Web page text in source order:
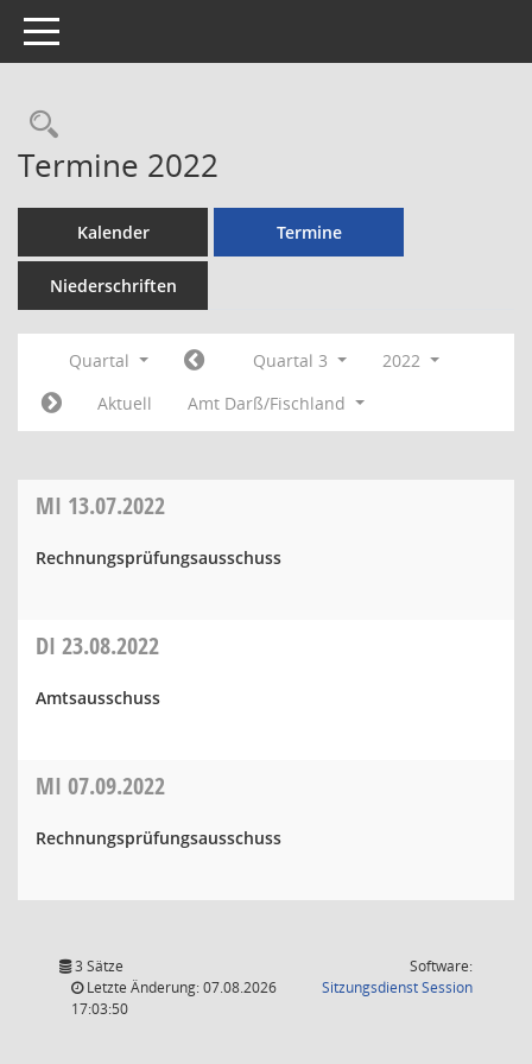
Toggle navigation
Rechercheauswahl
Termine 2022
Kalender Termine
Niederschriften
Quartal Quartal 3
2022
Aktuell
Amt Darß/Fischland
MI 13.07.2022
Rechnungsprüfungsausschuss
DI 23.08.2022
Amtsausschuss
MI 07.09.2022
Rechnungsprüfungsausschuss
3 Sätze
Letzte Änderung: 07.08.2026
17:03:50
Software:
SitzungsdienstSession(Wird in